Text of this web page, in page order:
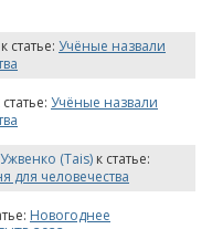
к статье: Учёные назвали
статье: Учёные назвали
(Tais) к статье:
для человечества
Новогоднее